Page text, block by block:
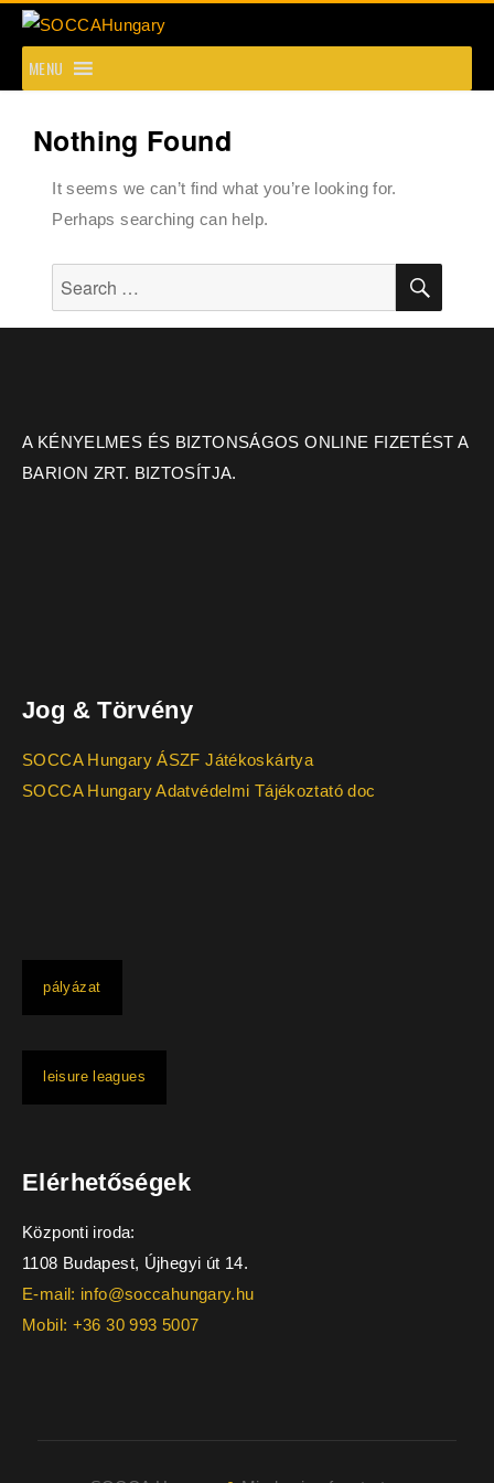
SOCCAHungary
MENU
Nothing Found
It seems we can’t find what you’re looking for.
Perhaps searching can help.
A KÉNYELMES ÉS BIZTONSÁGOS ONLINE FIZETÉST A
BARION ZRT. BIZTOSÍTJA.
Jog & Törvény
SOCCA Hungary ÁSZF Játékoskártya
SOCCA Hungary Adatvédelmi Tájékoztató doc
pályázat
leisure leagues
Elérhetőségek
Központi iroda:
1108 Budapest, Újhegyi út 14.
E-mail: info@soccahungary.hu
Mobil: +36 30 993 5007